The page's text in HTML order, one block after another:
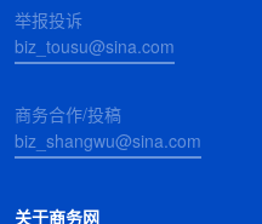
举报投诉
biz_tousu@sina.com
商务合作/投稿
biz_shangwu@sina.com
关于商务网